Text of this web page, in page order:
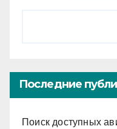
Последние
Поиск доступных